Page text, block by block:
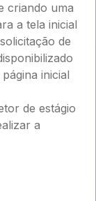
criando uma
a tela inicial
de
inicial
de estágio
a